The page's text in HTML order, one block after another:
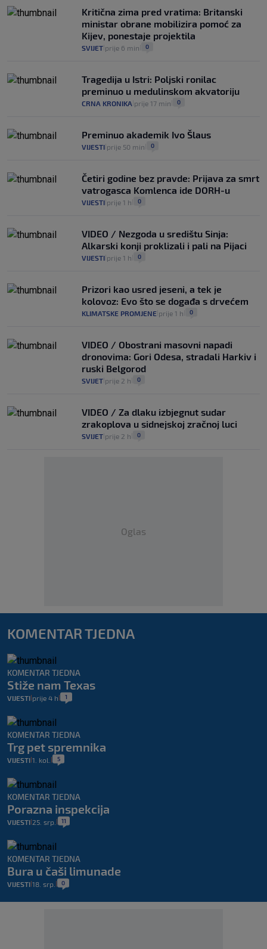
automobilom na Hvar iz Zagreba, a
koliko iz Osijeka
14
Kritična zima pred vratima: Britanski
ministar obrane mobilizira pomoć za
Kijev, ponestaje projektila
SVIJET prije 6 min 0
Tragedija u Istri: Poljski ronilac
preminuo u medulinskom akvatoriju
CRNA KRONIKA prije 17 min 0
Preminuo akademik Ivo Šlaus
VIJESTI prije 50 min 0
Četiri godine bez pravde: Prijava za smrt
vatrogasca Komlenca ide DORH-u
VIJESTI prije 1 h 0
VIDEO / Nezgoda u središtu Sinja:
Alkarski konji proklizali i pali na Pijaci
VIJESTI prije 1 h 0
Prizori kao usred jeseni, a tek je
kolovoz: Evo što se događa s drvećem
KLIMATSKE PROMJENE prije 1 h 0
VIDEO / Obostrani masovni napadi
dronovima: Gori Odesa, stradali Harkiv i
ruski Belgorod
SVIJET prije 2 h 0
VIDEO / Za dlaku izbjegnut sudar
zrakoplova u sidnejskoj zračnoj luci
SVIJET prije 2 h 0
Oglas
KOMENTAR TJEDNA
KOMENTAR TJEDNA
Stiže nam Texas
VIJESTI prije 4 h 1
KOMENTAR TJEDNA
Trg pet spremnika
VIJESTI 1. kol. 5
KOMENTAR TJEDNA
Porazna inspekcija
VIJESTI 25. srp. 11
KOMENTAR TJEDNA
Bura u čaši limunade
VIJESTI 18. srp. 0